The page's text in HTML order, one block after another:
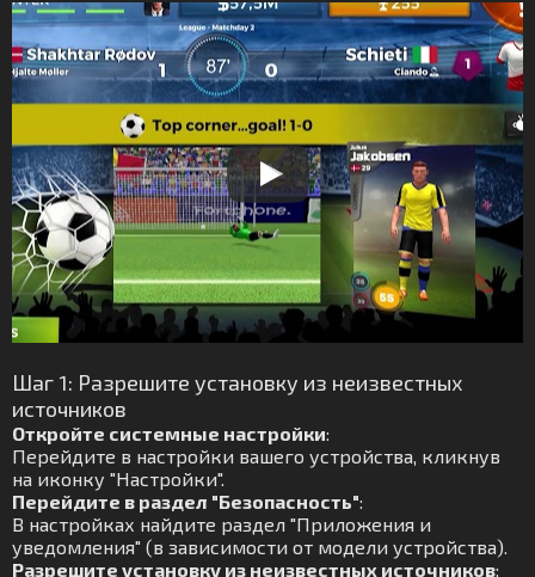
Шаг 1: Разрешите установку из неизвестных
источников
Откройте системные настройки:
Перейдите в настройки вашего устройства, кликнув
на иконку "Настройки".
Перейдите в раздел "Безопасность":
В настройках найдите раздел "Приложения и
уведомления" (в зависимости от модели устройства).
Разрешите установку из неизвестных источников: